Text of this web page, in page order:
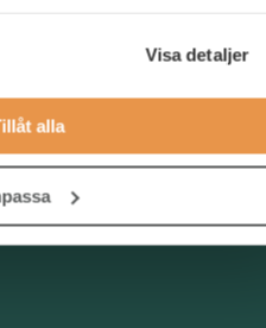
Visa detaljer
alla
inflytande färdigheter med
kommer att vara
är av största vikt.